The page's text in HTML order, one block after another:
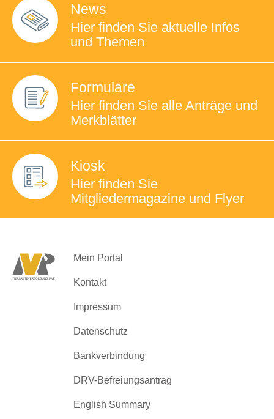
News
Hier finden Sie aktuelle Infos
und Themen
Formulare
Hier finden Sie alle Anträge und
Merkblätter
Kiosk
Hier finden Sie
Mitgliedermagazine und Flyer
Mein Portal
Kontakt
Impressum
Datenschutz
Bankverbindung
DRV-Befreiungsantrag
English Summary